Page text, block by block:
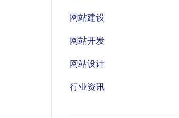
网站建设
网站开发
网站设计
行业资讯